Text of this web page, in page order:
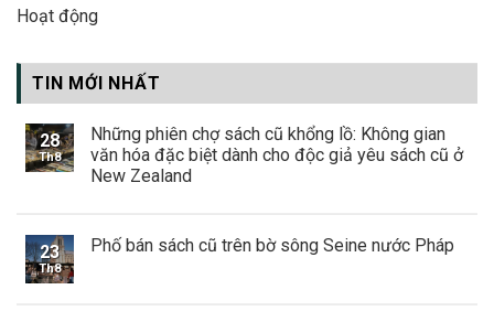
Hoạt động
TIN MỚI NHẤT
28
Th8
Những phiên chợ sách cũ khổng lồ: Không gian
văn hóa đặc biệt dành cho độc giả yêu sách cũ ở
New Zealand
23
Th8
Phố bán sách cũ trên bờ sông Seine nước Pháp